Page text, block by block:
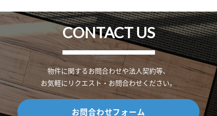
CONTACT US
物件に関するお問合わせや法人契約等、
お気軽にリクエスト・お問合わせください。
お問合わせフォーム